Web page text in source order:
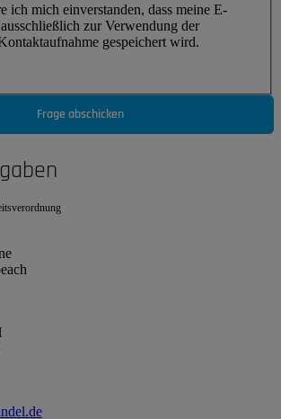
ich mich einverstanden, dass meine E-
zur Verwendung der
gespeichert wird.
Frage abschicken